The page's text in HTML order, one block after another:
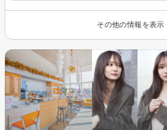
その他の情報を表示